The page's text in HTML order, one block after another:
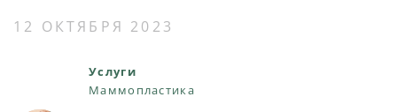
12 ОКТЯБРЯ 2023
Услуги
Маммопластика